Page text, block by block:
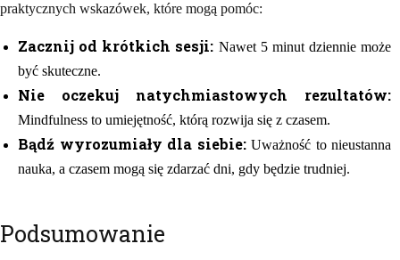
praktycznych wskazówek, które mogą pomóc:
Zacznij od krótkich sesji: Nawet 5 minut dziennie może
być skuteczne.
Nie oczekuj natychmiastowych rezultatów:
Mindfulness to umiejętność, którą rozwija się z czasem.
Bądź wyrozumiały dla siebie:Uważność to nieustanna
nauka, a czasem mogą się zdarzać dni, gdy będzie trudniej.
Podsumowanie